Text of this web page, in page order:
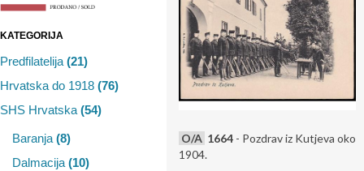
KATEGORIJA
Predfilatelija (21)
Hrvatska do 1918 (76)
SHS Hrvatska (54)
Baranja (8)
Dalmacija (10)
O/A 1664 - Pozdrav iz Kutjeva oko
1904.